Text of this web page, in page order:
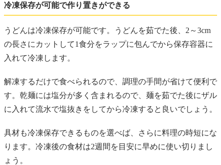
冷凍保存が可能で作り置きができる
うどんは冷凍保存が可能です。うどんを茹でた後、2～3cm
の長さにカットして1食分をラップに包んでから保存容器に
入れて冷凍します。
解凍するだけで食べられるので、調理の手間が省けて便利で
す。乾麺には塩分が多く含まれるので、麺を茹でた後にザル
に入れて流水で塩抜きをしてから冷凍すると良いでしょう。
具材も冷凍保存できるものを選べば、さらに料理の時短にな
ります。冷凍後の食材は2週間を目安に早めに使い切りまし
ょう。